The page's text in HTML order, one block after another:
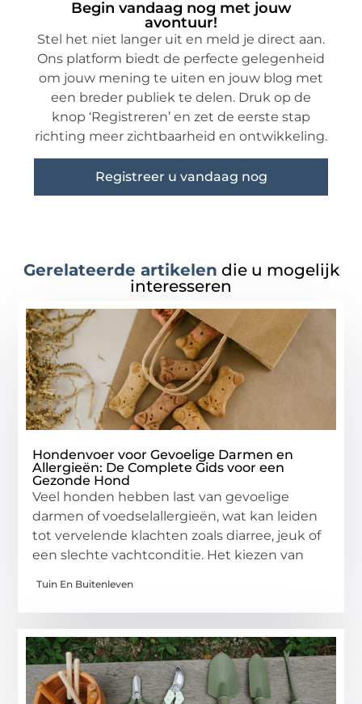
Begin vandaag nog met jouw
avontuur!
Stel het niet langer uit en meld je direct aan.
Ons platform biedt de perfecte gelegenheid
om jouw mening te uiten en jouw blog met
een breder publiek te delen. Druk op de
knop ‘Registreren’ en zet de eerste stap
richting meer zichtbaarheid en ontwikkeling.
Registreer u vandaag nog
Gerelateerde artikelen die u mogelijk
interesseren
Hondenvoer voor Gevoelige Darmen en
Allergieën: De Complete Gids voor een
Gezonde Hond
Veel honden hebben last van gevoelige
darmen of voedselallergieën, wat kan leiden
tot vervelende klachten zoals diarree, jeuk of
een slechte vachtconditie. Het kiezen van
Tuin En Buitenleven